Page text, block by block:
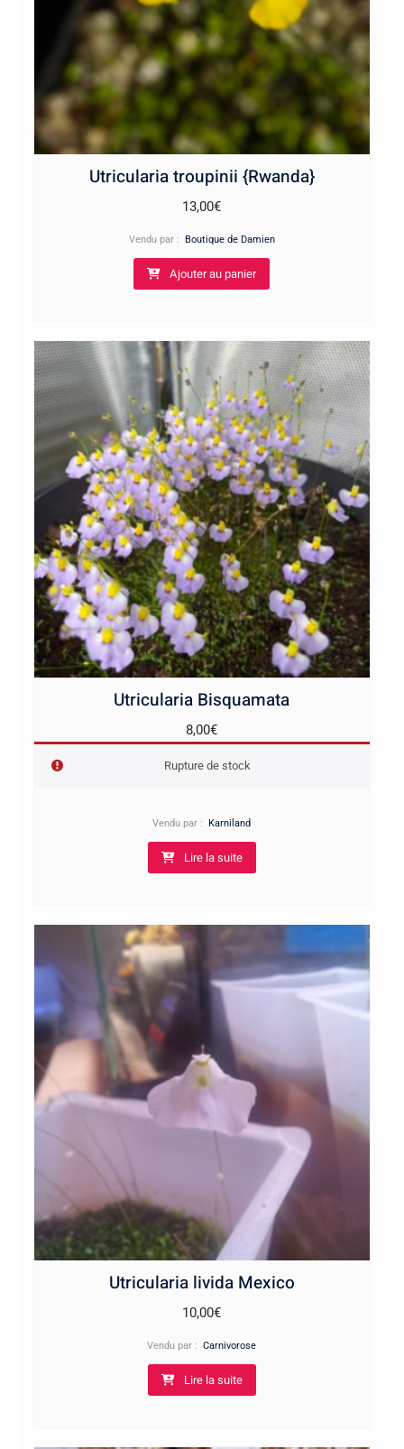
Utricularia troupinii {Rwanda}
13,00€
Vendu par : Boutique de Damien
Ajouter au panier
Utricularia Bisquamata
8,00€
Rupture de stock
Vendu par :Karniland
Lire la suite
Utricularia livida Mexico
10,00€
Vendu par :Carnivorose
Lire la suite